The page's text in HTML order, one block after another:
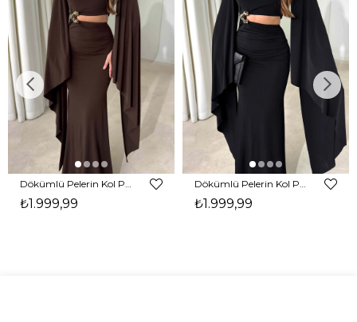
Dökümlü Pelerin Kol Pencere Detaylı Maxi Kahverengi Arlev Kadın Elbise 26Y511
₺1.999,99
Dökümlü Pelerin Kol Pencere Detaylı Maxi Siyah Arlev Kadın Elbise 26Y511
₺1.999,99